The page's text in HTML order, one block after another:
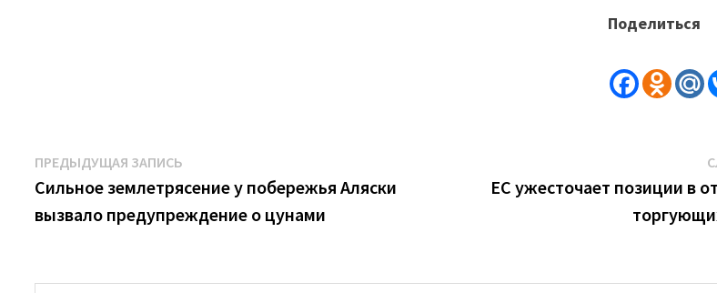
Поделиться
Навигация
по
записям
ПРЕДЫДУЩАЯ ЗАПИСЬ
запись:
Сильное землетрясение у побережья Аляски
вызвало предупреждение о цунами
ЕС ужесточает позиции в